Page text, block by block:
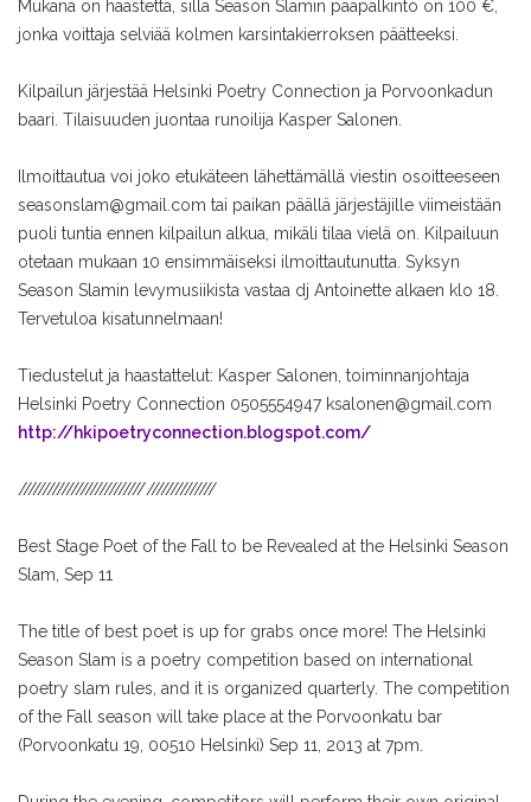
Mukana on haastetta, sillä Season Slamin pääpalkinto on 100 €,
jonka voittaja selviää kolmen karsintakierroksen päätteeksi.
Kilpailun järjestää Helsinki Poetry Connection ja Porvoonkadun
baari. Tilaisuuden juontaa runoilija Kasper Salonen.
Ilmoittautua voi joko etukäteen lähettämällä viestin osoitteeseen
seasonslam@gmail.com tai paikan päällä järjestäjille viimeistään
puoli tuntia ennen kilpailun alkua, mikäli tilaa vielä on. Kilpailuun
otetaan mukaan 10 ensimmäiseksi ilmoittautunutta. Syksyn
Season Slamin levymusiikista vastaa dj Antoinette alkaen klo 18.
Tervetuloa kisatunnelmaan!
Tiedustelut ja haastattelut: Kasper Salonen, toiminnanjohtaja
Helsinki Poetry Connection 0505554947ksalonen@gmail.com
http://hkipoetryconnection.blogspot.com/
////////////////////////////////////////
Best Stage Poet of the Fall to be Revealed at the Helsinki Season
Slam, Sep 11
The title of best poet is up for grabs once more! The Helsinki
Season Slam is a poetry competition based on international
poetry slam rules, and it is organized quarterly. The competition
of the Fall season will take place at the Porvoonkatu bar
(Porvoonkatu 19, 00510 Helsinki) Sep 11, 2013 at 7pm.